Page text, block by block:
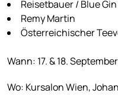
Reisetbauer / Blue Gin
Remy Martin
Österreichischer
Wann: 17. & 18.
Wo: Kursalon Wien,